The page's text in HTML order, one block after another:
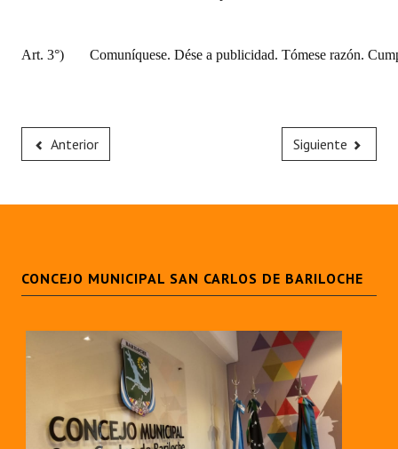
Art. 3°) Comuníquese. Dése a publicidad. Tómese razón.
Anterior Siguiente
CONCEJO MUNICIPAL SAN CARLOS DE BARILOCHE